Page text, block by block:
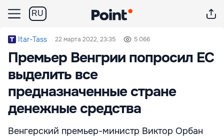
RU
Itar-Tass 22 марта 2022, 23:35 5 066
Премьер Венгрии попросил ЕС
выделить все
предназначенные стране
денежные средства
Венгерский премьер-министр Виктор Орбан